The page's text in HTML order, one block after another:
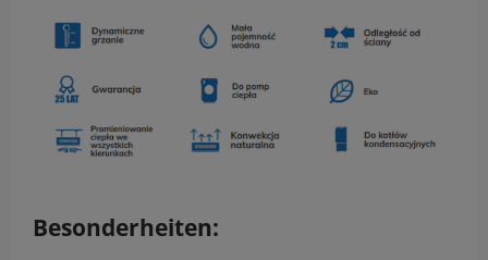
Besonderheiten: